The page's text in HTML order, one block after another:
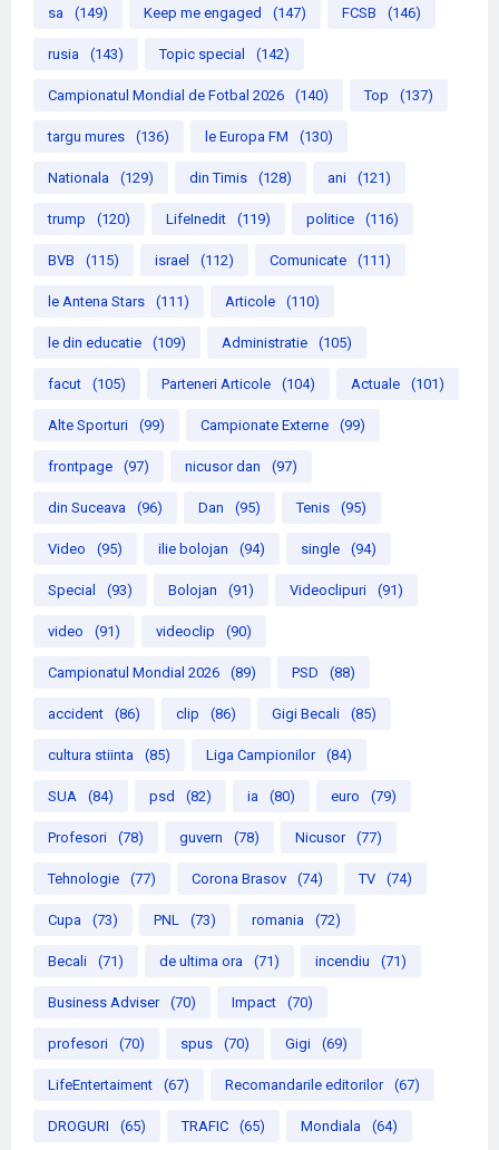
sa (149) Keep me engaged (147) FCSB (146)
rusia (143) Topic special (142)
Campionatul Mondial de Fotbal 2026 (140) Top (137)
targu mures (136) le Europa FM (130)
Nationala (129) din Timis (128) ani (121)
trump (120) LifeInedit (119) politice (116)
BVB (115) israel (112) Comunicate (111)
le Antena Stars (111) Articole (110)
le din educatie (109) Administratie (105)
facut (105) Parteneri Articole (104) Actuale (101)
Alte Sporturi (99) Campionate Externe (99)
frontpage (97) nicusor dan (97)
din Suceava (96) Dan (95) Tenis (95)
Video (95) ilie bolojan (94) single (94)
Special (93) Bolojan (91) Videoclipuri (91)
video (91) videoclip (90)
Campionatul Mondial 2026 (89) PSD (88)
accident (86) clip (86) Gigi Becali (85)
cultura stiinta (85) Liga Campionilor (84)
SUA (84) psd (82) ia (80) euro (79)
Profesori (78) guvern (78) Nicusor (77)
Tehnologie (77) Corona Brasov (74) TV (74)
Cupa (73) PNL (73) romania (72)
Becali (71) de ultima ora (71) incendiu (71)
Business Adviser (70) Impact (70)
profesori (70) spus (70) Gigi (69)
LifeEntertaiment (67) Recomandarile editorilor (67)
DROGURI (65) TRAFIC (65) Mondiala (64)